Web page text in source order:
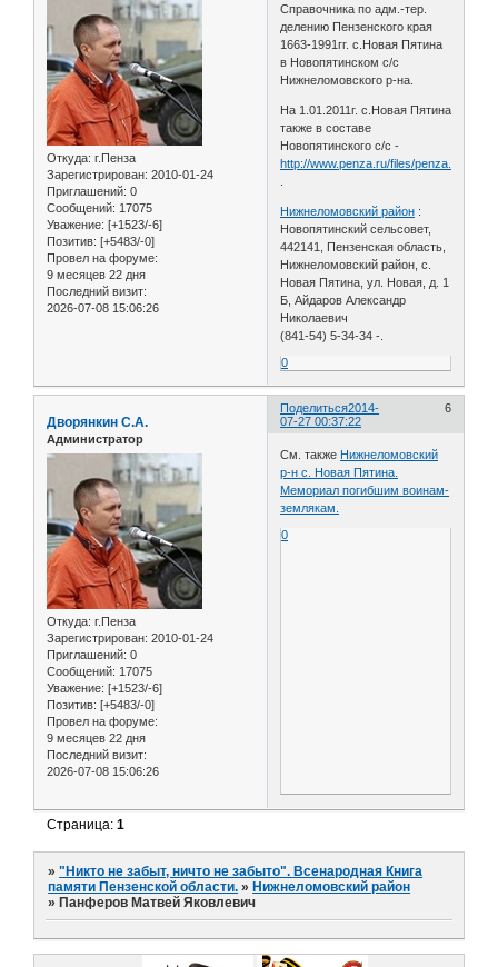
Откуда: г.Пенза
Зарегистрирован: 2010-01-24
Приглашений: 0
Сообщений: 17075
Уважение: [+1523/-6]
Позитив: [+5483/-0]
Провел на форуме:
9 месяцев 22 дня
Последний визит:
2026-07-08 15:06:26
Справочника по адм.-тер.
делению Пензенского края
1663-1991гг. с.Новая Пятина
в Новопятинском с/с
Нижнеломовского р-на.
На 1.01.2011г. с.Новая Пятина
также в составе
Новопятинского с/с -
http://www.penza.ru/files/penza.ru/
Нижнеломовский район :
Новопятинский сельсовет,
442141, Пензенская область,
Нижнеломовский район, с.
Новая Пятина, ул. Новая, д. 1
Б, Айдаров Александр
Николаевич
(841-54) 5-34-34 -.
0
Поделиться 6
2014-
07-27 00:37:22
Дворянкин С.А.
Администратор
Откуда: г.Пенза
Зарегистрирован: 2010-01-24
Приглашений: 0
Сообщений: 17075
Уважение: [+1523/-6]
Позитив: [+5483/-0]
Провел на форуме:
9 месяцев 22 дня
Последний визит:
2026-07-08 15:06:26
См. также Нижнеломовский
р-н с. Новая Пятина.
Мемориал погибшим воинам-
землякам.
0
Страница:1
»"Никто не забыт, ничто не забыто". Всенародная Книга
памяти Пензенской области. » Нижнеломовский район
» Панферов Матвей Яковлевич